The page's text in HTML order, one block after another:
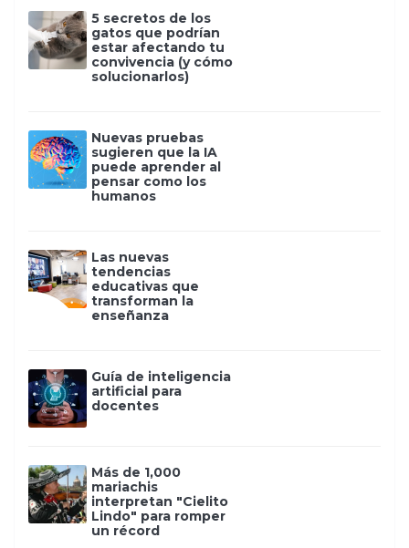
5 secretos de los
gatos que podrían
estar afectando tu
convivencia (y cómo
solucionarlos)
Nuevas pruebas
sugieren que la IA
puede aprender al
pensar como los
humanos
Las nuevas
tendencias
educativas que
transforman la
enseñanza
Guía de inteligencia
artificial para
docentes
Más de 1,000
mariachis
interpretan "Cielito
Lindo" para romper
un récord